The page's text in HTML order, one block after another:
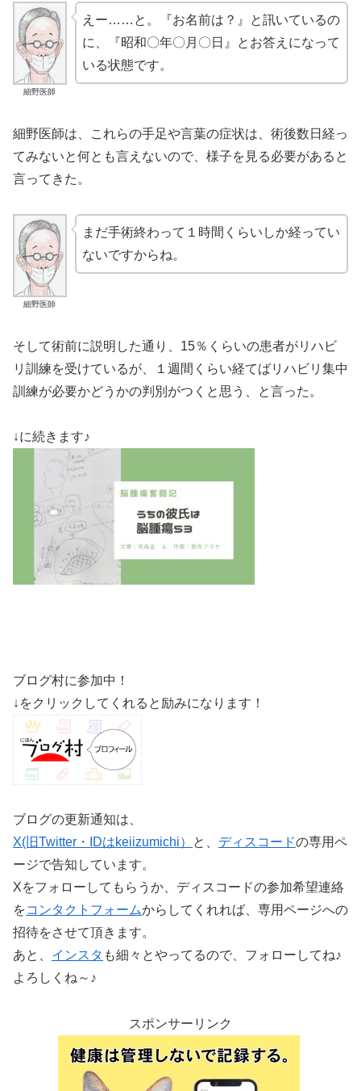
細野医師
えー……と。『お名前は？』と訊いているの
に、『昭和〇年〇月〇日』とお答えになって
いる状態です。
細野医師は、これらの手足や言葉の症状は、術後数日経っ
てみないと何とも言えないので、様子を見る必要があると
言ってきた。
細野医師
まだ手術終わって１時間くらいしか経ってい
ないですからね。
そして術前に説明した通り、15％くらいの患者がリハビ
リ訓練を受けているが、１週間くらい経てばリハビリ集中
訓練が必要かどうかの判別がつくと思う、と言った。
↓に続きます♪
ブログ村に参加中！
↓をクリックしてくれると励みになります！
ブログの更新通知は、
X(旧Twitter・IDはkeiizumichi）
と、 ディスコードの専用ペ
ージで告知しています。
Xをフォローしてもらうか、ディスコードの参加希望連絡
をコンタクトフォームからしてくれれば、専用ページへの
招待をさせて頂きます。
あと、 インスタ も細々とやってるので、フォローしてね♪
よろしくね～♪
スポンサーリンク